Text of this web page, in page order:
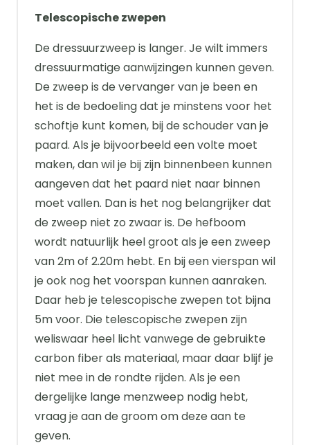
Telescopische zwepen
De dressuurzweep is langer. Je wilt immers
dressuurmatige aanwijzingen kunnen geven.
De zweep is de vervanger van je been en
het is de bedoeling dat je minstens voor het
schoftje kunt komen, bij de schouder van je
paard. Als je bijvoorbeeld een volte moet
maken, dan wil je bij zijn binnenbeen kunnen
aangeven dat het paard niet naar binnen
moet vallen. Dan is het nog belangrijker dat
de zweep niet zo zwaar is. De hefboom
wordt natuurlijk heel groot als je een zweep
van 2m of 2.20m hebt. En bij een vierspan wil
je ook nog het voorspan kunnen aanraken.
Daar heb je telescopische zwepen tot bijna
5m voor. Die telescopische zwepen zijn
weliswaar heel licht vanwege de gebruikte
carbon fiber als materiaal, maar daar blijf je
niet mee in de rondte rijden. Als je een
dergelijke lange menzweep nodig hebt,
vraag je aan de groom om deze aan te
geven.